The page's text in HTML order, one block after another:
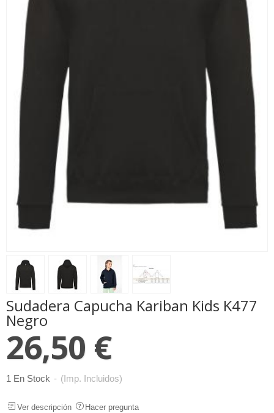
Sudadera Capucha Kariban Kids K477
Negro
26,50 €
1 En Stock - (Imp. Incluidos)
Ver descripción Hacer pregunta